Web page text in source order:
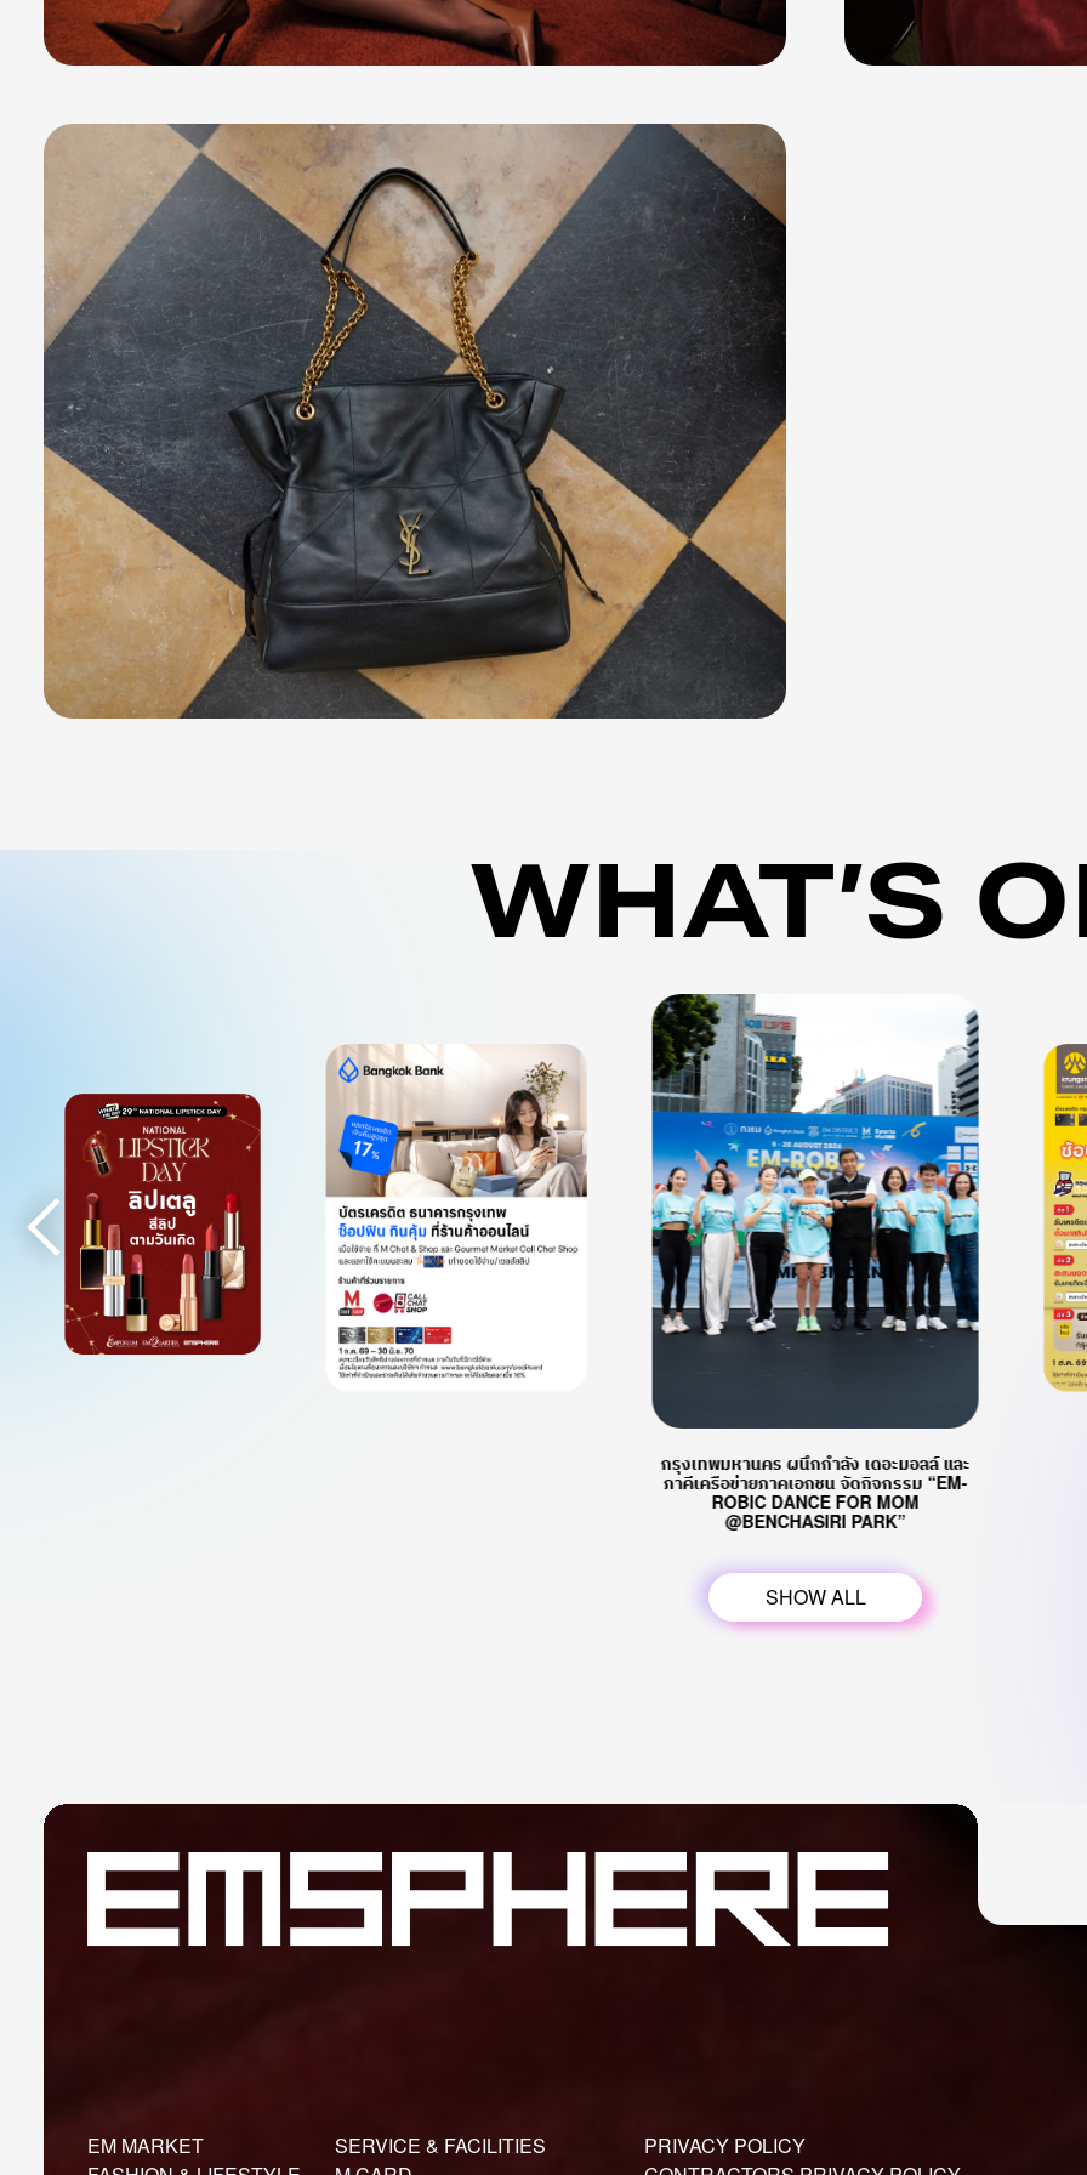
WHAT’S
กรุงเทพมหานคร ผนึกกำลัง เดอะมอลล์ และ
ภาคีเครือข่ายภาคเอกชน จัดกิจกรรม “EM-
ROBIC DANCE FOR MOM
@BENCHASIRI PARK”
SHOW ALL
EM MARKET
SERVICE & FACILITIES
PRIVACY POLICY